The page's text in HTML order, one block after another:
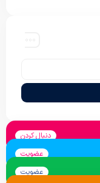
دنبال کردن
عضویت
عضویت